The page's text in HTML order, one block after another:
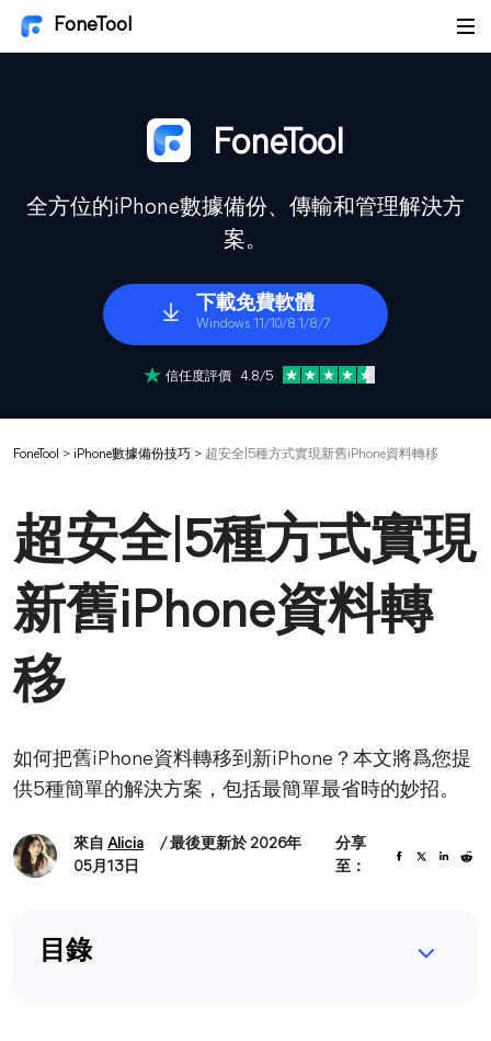
FoneTool
FoneTool
全方位的iPhone數據備份、傳輸和管理解決方
案。
下載免費軟體
Windows 11/10/8.1/8/7
信任度評價 4.8/5
FoneTool > iPhone數據備份技巧 > 超安全|5種方式實現新舊iPhone資料轉移
超安全|5種方式實現
新舊iPhone資料轉
移
如何把舊iPhone資料轉移到新iPhone？本文將爲您提
供5種簡單的解決方案，包括最簡單最省時的妙招。
來自 Alicia
/ 最後更新於 2026年
05月13日
分享
至：
目錄